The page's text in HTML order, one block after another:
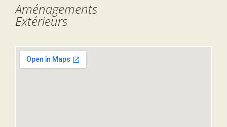
Aménagements
Extérieurs